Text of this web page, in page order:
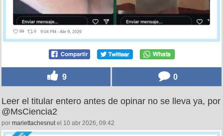
9 0
Leer el titular entero antes de opinar no se lleva ya, por
@MsCiencia2
por mariettachesnut el 10 abr 2026, 09:42